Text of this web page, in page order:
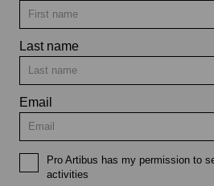
Last name
Email
Pro Artibus has my permission to
activities